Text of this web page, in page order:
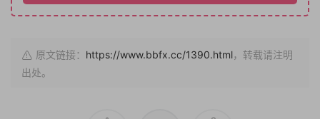
原文链接： https://www.bbfx.cc/1390.html，转载请注明
出处。